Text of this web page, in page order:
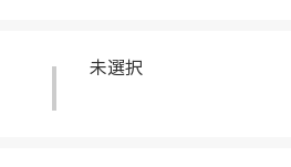
未選択